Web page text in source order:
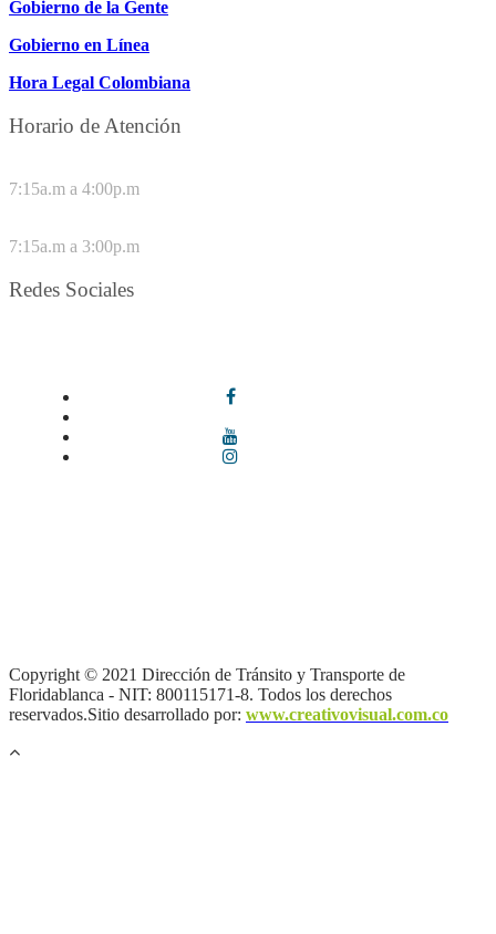
Gobierno de la Gente
Gobierno en Línea
Hora Legal Colombiana
Horario de Atención
7:15a.m a 4:00p.m
7:15a.m a 3:00p.m
Redes Sociales
Copyright © 2021 Dirección de Tránsito y Transporte de
Floridablanca - NIT: 800115171-8. Todos los derechos
reservados.Sitio desarrollado por: www.creativovisual.com.co